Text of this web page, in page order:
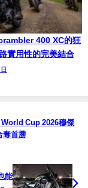
400 XC的狂
實用性的完美結合
Cup 2026穆傑
奪首勝
能